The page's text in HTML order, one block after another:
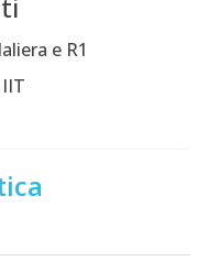
e R1